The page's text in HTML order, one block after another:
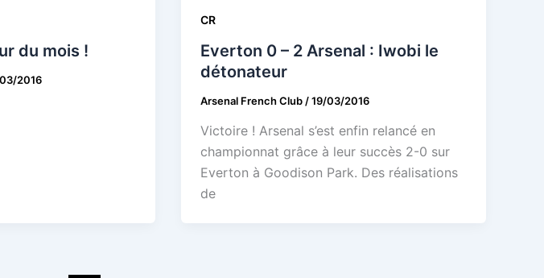
du mois !
2016
CR
Everton 0 – 2 Arsenal : Iwobi le
détonateur
Arsenal French Club /19/03/2016
Victoire ! Arsenal s’est enfin relancé en
championnat grâce à leur succès 2-0 sur
Everton à Goodison Park. Des réalisations
de